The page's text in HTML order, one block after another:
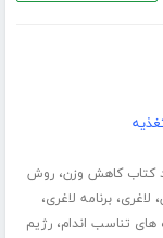
کتاب کاهش وزن،روش
، لاغری،برنامه لاغری،
های تناسب اندام،رژیم